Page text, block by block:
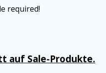
required!
auf Sale-Produkte.